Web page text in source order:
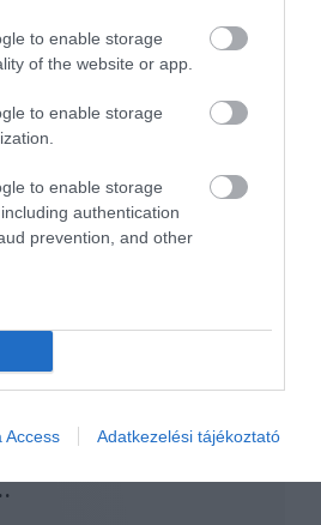
to enable storage
of the website or app.
to enable storage
to enable storage
authentication
prevention, and other
Access Adatkezelési tájékoztató
meg a